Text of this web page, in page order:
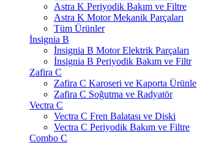
Astra K Periyodik Bakım ve Filtre
Astra K Motor Mekanik Parçaları
Tüm Ürünler
İnsignia B
İnsignia B Motor Elektrik Parçaları
İnsignia B Periyodik Bakım ve Filtr
Zafira C
Zafira C Karoseri ve Kaporta Ürünle
Zafira C Soğutma ve Radyatör
Vectra C
Vectra C Fren Balatası ve Diski
Vectra C Periyodik Bakım ve Filtre
Combo C